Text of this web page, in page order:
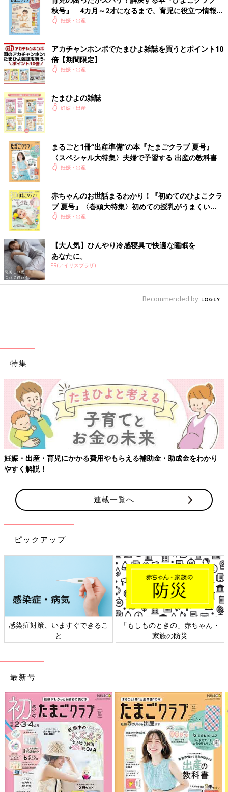
秋号』 4カ月～2才になるまで、育児に役立つ情報が
いっぱい！
妊娠・出産
アカチャンホンポでたまひよ雑誌を買うとポイント10
倍【期間限定】
妊娠・出産
たまひよの雑誌
妊娠・出産
まるごと1冊“出産準備”の本『たまごクラブ 夏号』
〈スペシャル大特集〉夫婦で予習する 出産の教科書
妊娠・出産
赤ちゃんのお世話まるわかり！『初めてのひよこクラ
ブ 夏号』〈巻頭大特集〉初めての授乳がうまくい
く！ おっぱい・ミルクの基本と夏のトラブル 解決テ
妊娠・出産
【大人気】ひんやり冷感寝具で快適な睡眠を
あなたに。
PR(アイリスプラザ)
Recommended by
特集
る補助金・助成金をわかり 【ワクチン接種できるものも】妊婦
連載一覧へ
ピックアップ
「もしものときの」赤ちゃん・
家族の防災
日本外来小児科学会リーフレ
ト検討会
最新号